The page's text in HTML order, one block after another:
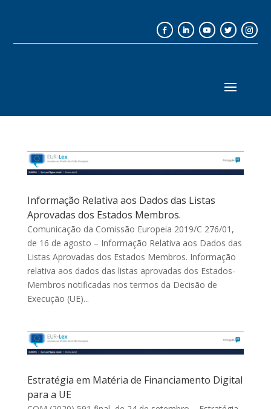
Informação Relativa aos Dados das Listas
Aprovadas dos Estados Membros.
Comunicação da Comissão Europeia 2019/C 276/01,
de 16 de agosto – Informação Relativa aos Dados das
Listas Aprovadas dos Estados Membros. Informação
relativa aos dados das listas aprovadas dos Estados-
Membros notificadas nos termos da Decisão de
Execução (UE)...
Estratégia em Matéria de Financiamento Digital
para a UE